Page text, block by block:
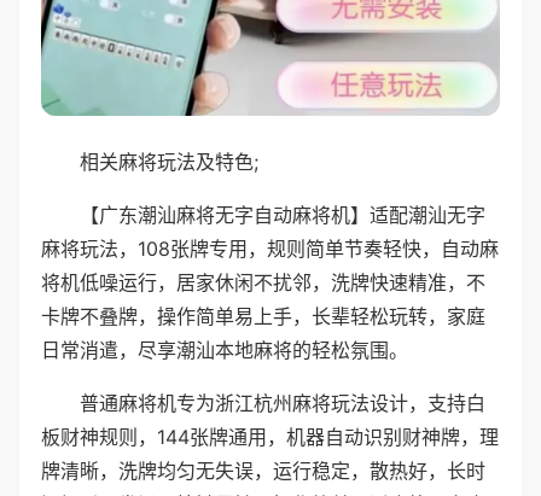
相关麻将玩法及特色;
【广东潮汕麻将无字自动麻将机】适配潮汕无字
麻将玩法，108张牌专用，规则简单节奏轻快，自动麻
将机低噪运行，居家休闲不扰邻，洗牌快速精准，不
卡牌不叠牌，操作简单易上手，长辈轻松玩转，家庭
日常消遣，尽享潮汕本地麻将的轻松氛围。
普通麻将机专为浙江杭州麻将玩法设计，支持白
板财神规则，144张牌通用，机器自动识别财神牌，理
牌清晰，洗牌均匀无失误，运行稳定，散热好，长时